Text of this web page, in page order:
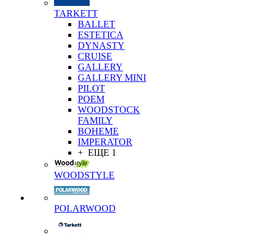
TARKETT
BALLET
ESTETICA
DYNASTY
CRUISE
GALLERY
GALLERY MINI
PILOT
POEM
WOODSTOCK
FAMILY
BOHEME
IMPERATOR
+ ЕЩЕ 1
WOODSTYLE
POLARWOOD